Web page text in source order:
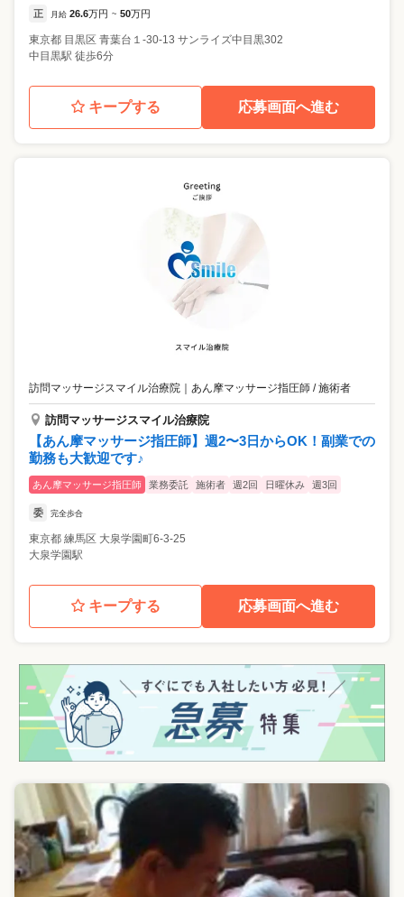
正 月給 26.6万円 ~ 50万円
東京都 目黒区 青葉台１-30-13 サンライズ中目黒302
中目黒駅 徒歩6分
キープする 応募画面へ進む
訪問マッサージスマイル治療院 あん摩マッサージ指圧師 / 施術者
訪問マッサージスマイル治療院
【あん摩マッサージ指圧師】週2〜3日からOK！副業での
勤務も大歓迎です♪
あん摩マッサージ指圧師 業務委託 施術者 週2回 日曜休み 週3回
委 完全歩合
東京都 練馬区 大泉学園町6-3-25
大泉学園駅
キープする 応募画面へ進む